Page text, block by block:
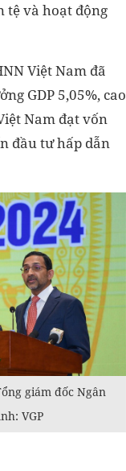
tệ và hoạt động
Việt Nam đã
GDP 5,05%, cao
Nam đạt vốn
đầu tư hấp dẫn
giám đốc Ngân
VGP